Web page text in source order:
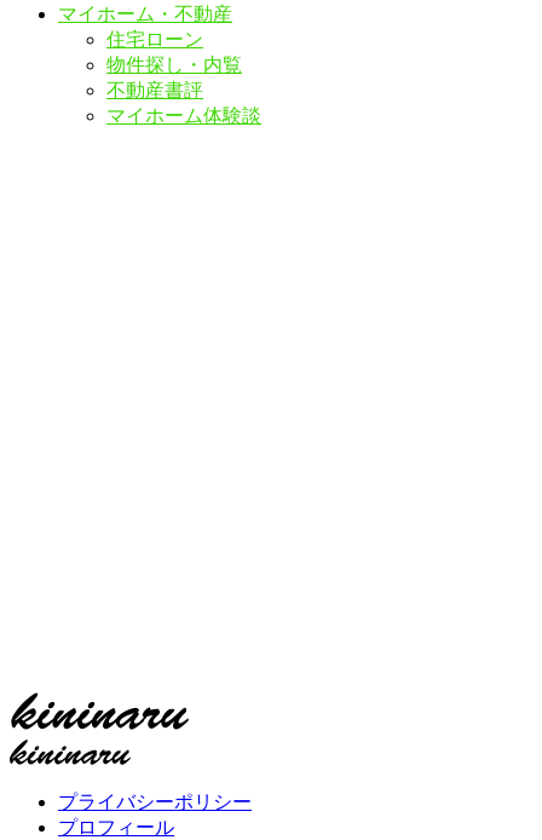
マイホーム・不動産
住宅ローン
物件探し・内覧
不動産書評
マイホーム体験談
プライバシーポリシー
プロフィール